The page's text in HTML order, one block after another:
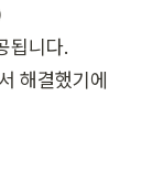
됩니다.
해결했기에